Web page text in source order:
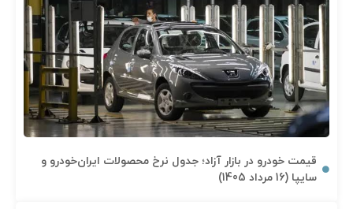
قیمت خودرو در بازار آزاد؛ جدول نرخ محصولات ایران‌خودرو و
سایپا (16 مرداد 1405)